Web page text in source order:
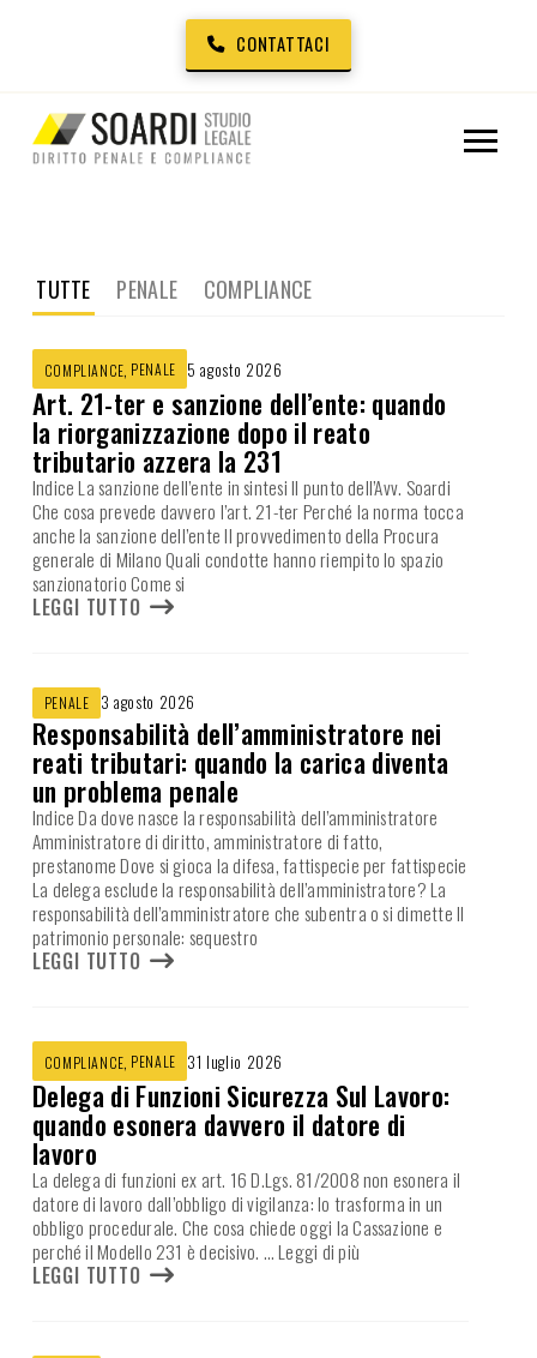
CONTATTACI
TUTTE PENALE COMPLIANCE
COMPLIANCE, PENALE 5 agosto 2026
Art. 21-ter e sanzione dell’ente: quando
la riorganizzazione dopo il reato
tributario azzera la 231
Indice La sanzione dell’ente in sintesi Il punto dell’Avv. Soardi
Che cosa prevede davvero l’art. 21-ter Perché la norma tocca
anche la sanzione dell’ente Il provvedimento della Procura
generale di Milano Quali condotte hanno riempito lo spazio
sanzionatorio Come si
LEGGI TUTTO
PENALE 3 agosto 2026
Responsabilità dell’amministratore nei
reati tributari: quando la carica diventa
un problema penale
Indice Da dove nasce la responsabilità dell’amministratore
Amministratore di diritto, amministratore di fatto,
prestanome Dove si gioca la difesa, fattispecie per fattispecie
La delega esclude la responsabilità dell’amministratore? La
responsabilità dell’amministratore che subentra o si dimette Il
patrimonio personale: sequestro
LEGGI TUTTO
COMPLIANCE, PENALE 31 luglio 2026
Delega di Funzioni Sicurezza Sul Lavoro:
quando esonera davvero il datore di
lavoro
La delega di funzioni ex art. 16 D.Lgs. 81/2008 non esonera il
datore di lavoro dall’obbligo di vigilanza: lo trasforma in un
obbligo procedurale. Che cosa chiede oggi la Cassazione e
perché il Modello 231 è decisivo. … Leggi di più
LEGGI TUTTO